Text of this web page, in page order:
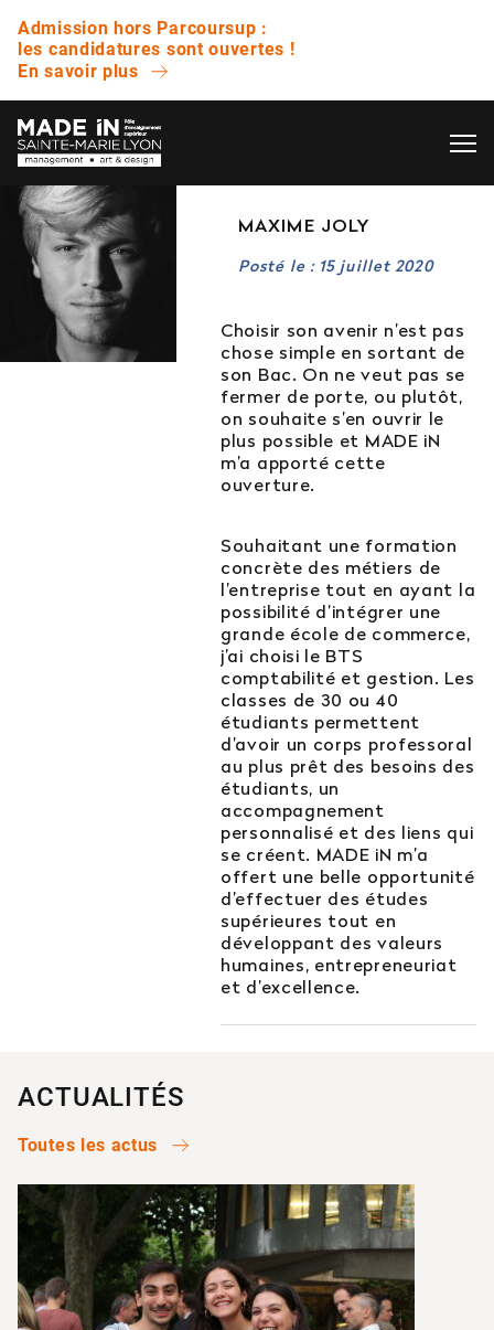
Admission hors Parcoursup :
les candidatures sont ouvertes !
En savoir plus
L’ÉCOLE
VIE ÉTUDIANTE
ENTREPRISE
MAXIME JOLY
Posté le : 15 juillet 2020
Choisir son avenir n’est pas
chose simple en sortant de
son Bac. On ne veut pas se
fermer de porte, ou plutôt,
on souhaite s’en ouvrir le
plus possible et MADE iN
m’a apporté cette
ouverture.
Souhaitant une formation
concrète des métiers de
l’entreprise tout en ayant la
possibilité d’intégrer une
grande école de commerce,
j’ai choisi le BTS
comptabilité et gestion. Les
classes de 30 ou 40
étudiants permettent
d’avoir un corps professoral
au plus prêt des besoins des
étudiants, un
accompagnement
personnalisé et des liens qui
se créent. MADE iN m’a
offert une belle opportunité
d’effectuer des études
supérieures tout en
développant des valeurs
humaines, entrepreneuriat
et d’excellence.
ACTUALITÉS
Toutes les actus
QUESTIONS FRÉQUENTES
Avez-vous des journées portes ouvertes ?
Quelle est la différence entre un bachelor et
Est-ce que vous proposez des bourses ?
Quelles sont les poursuites d’études ?
Afficher plus
Orientation : vous ne trouvez
pas votre réponse ?
Contactez notre service orientation